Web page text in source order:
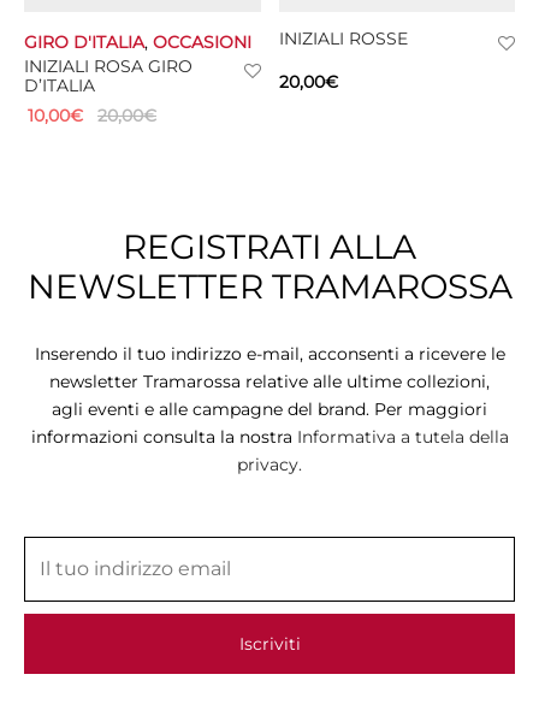
INIZIALI ROSA GIRO
D’ITALIA
GIRO D'ITALIA, OCCASIONI
10,00€ 20,00€
INIZIALI ROSSE
20,00€
REGISTRATI ALLA
NEWSLETTER TRAMAROSSA
Inserendo il tuo indirizzo e-mail, acconsenti a ricevere le
newsletter Tramarossa relative alle ultime collezioni,
agli eventi e alle campagne del brand. Per maggiori
informazioni consulta la nostra Informativa a tutela della
privacy.